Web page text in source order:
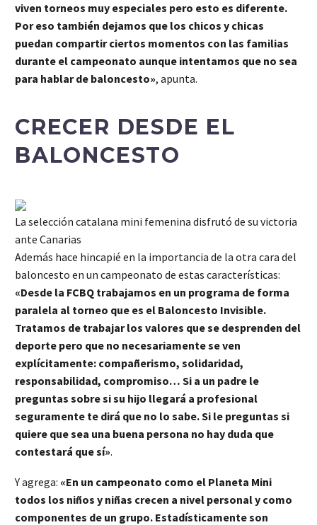
viven torneos muy especiales pero esto es diferente.
Por eso también dejamos que los chicos y chicas
puedan compartir ciertos momentos con las familias
durante el campeonato aunque intentamos que no sea
para hablar de baloncesto», apunta.
CRECER DESDE EL
BALONCESTO
La selección catalana mini femenina disfrutó de su victoria
ante Canarias
Además hace hincapié en la importancia de la otra cara del
baloncesto en un campeonato de estas características:
«Desde la FCBQ trabajamos en un programa de forma
paralela al torneo que es el Baloncesto Invisible.
Tratamos de trabajar los valores que se desprenden del
deporte pero que no necesariamente se ven
explícitamente: compañerismo, solidaridad,
responsabilidad, compromiso… Si a un padre le
preguntas sobre si su hijo llegará a profesional
seguramente te dirá que no lo sabe. Si le preguntas si
quiere que sea una buena persona no hay duda que
contestará que sí».
Y agrega: «En un campeonato como el Planeta Mini
todos los niños y niñas crecen a nivel personal y como
componentes de un grupo. Estadísticamente son